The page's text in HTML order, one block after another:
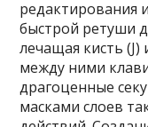
редактирования
быстрой ретуши
лечащая кисть
между ними
драгоценные
масками слоев